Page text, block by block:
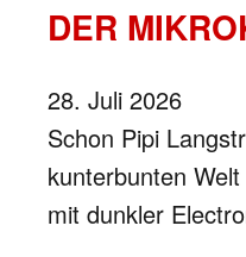
DER
28. Juli 2026
Schon Pipi
kunterbunten
mit dunkler